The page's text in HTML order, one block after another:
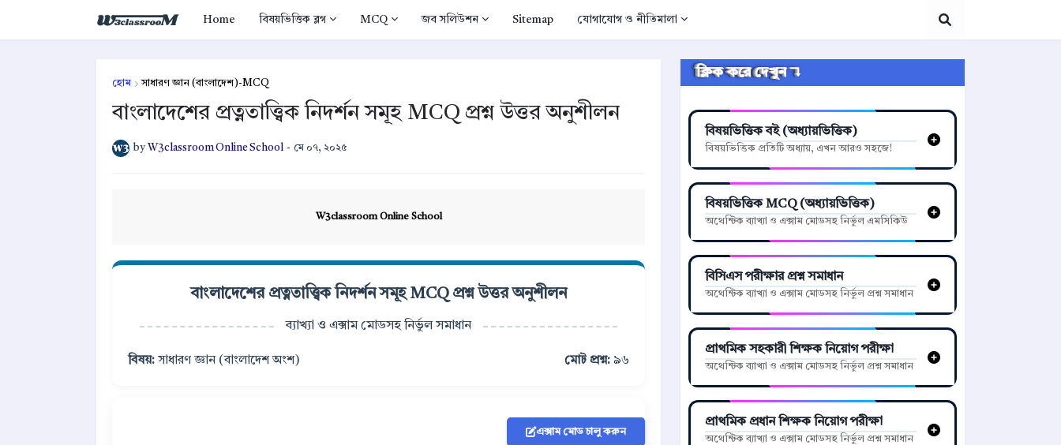
Home বিষয়ভিত্তিক ব্লগ MCQ জব সলিউশন Sitemap যোগাযোগ ও নীতিমালা
হোম সাধারণ জ্ঞান (বাংলাদেশ)-MCQ
বাংলাদেশের প্রত্নতাত্ত্বিক নিদর্শন সমূহ MCQ প্রশ্ন উত্তর অনুশীলন
by W3classroom Online School - মে ০৭, ২০২৫
W3classroom Online School
বাংলাদেশের প্রত্নতাত্ত্বিক নিদর্শন সমূহ MCQ প্রশ্ন উত্তর অনুশীলন
ব্যাখ্যা ও এক্সাম মোডসহ নির্ভুল সমাধান
বিষয়: সাধারণ জ্ঞান (বাংলাদেশ অংশ) মোট প্রশ্ন: ৯৬
এক্সাম মোড চালু করুন
ক্লিক করে দেখুন ↴
বিষয়ভিত্তিক বই (অধ্যায়ভিত্তিক)
বিষয়ভিত্তিক প্রতিটি অধ্যায়, এখন আরও সহজে!
বিষয়ভিত্তিক MCQ (অধ্যায়ভিত্তিক)
অথেন্টিক ব্যাখ্যা ও এক্সাম মোডসহ নির্ভুল এমসিকিউ
বিসিএস পরীক্ষার প্রশ্ন সমাধান
অথেন্টিক ব্যাখ্যা ও এক্সাম মোডসহ নির্ভুল প্রশ্ন সমাধান
প্রাথমিক সহকারী শিক্ষক নিয়োগ পরীক্ষা
অথেন্টিক ব্যাখ্যা ও এক্সাম মোডসহ নির্ভুল প্রশ্ন সমাধান
প্রাথমিক প্রধান শিক্ষক নিয়োগ পরীক্ষা
অথেন্টিক ব্যাখ্যা ও এক্সাম মোডসহ নির্ভুল প্রশ্ন সমাধান